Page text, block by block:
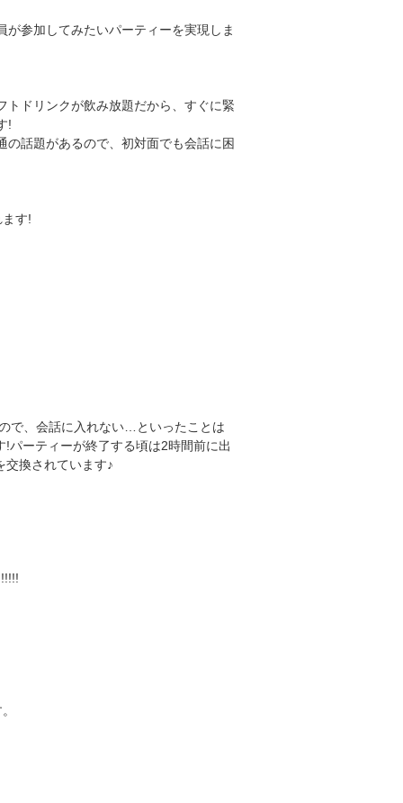
が参加してみたいパーティーを実現しま
トドリンクが飲み放題だから、すぐに緊
!
の話題があるので、初対面でも会話に困
す!
で、会話に入れない…といったことは
パーティーが終了する頃は2時間前に出
交換されています♪